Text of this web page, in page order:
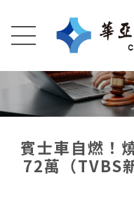
賓士車自燃！
72萬（TVBS